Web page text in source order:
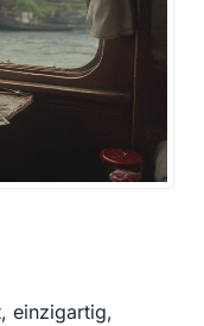
einzigartig,